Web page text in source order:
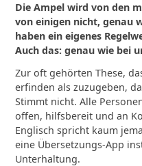
Die Ampel wird von den
von einigen nicht, genau
haben ein eigenes
Auch das: genau wie bei
Zur oft gehörten These,
erfinden als zuzugeben,
Stimmt nicht. Alle
offen, hilfsbereit und an
Englisch spricht kaum
eine Übersetzungs-App
Unterhaltung.